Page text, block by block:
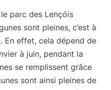
parc des Lençóis
sont pleines, c’est à
En effet, cela dépend de
à juin, pendant la
se remplissent grâce
sont ainsi pleines de